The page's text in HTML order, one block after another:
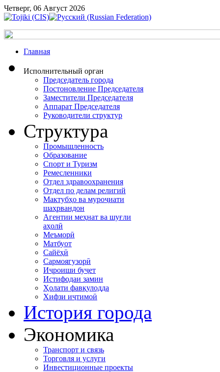
Четверг, 06 Август 2026
Главная
Исполнительный орган
Председатель города
Постоновление Председателя
Заместители Председателя
Аппарат Председателя
Руководители структур
Структура
Промышленность
Образование
Спорт и Туризм
Ремесленники
Отдел здравоохранения
Отдел по делам религий
Мактубҳо ва муроҷиати
шаҳрвандон
Агентии меҳнат ва шуғли
аҳолӣ
Меъморӣ
Матбуот
Сайёҳӣ
Сармоягузорӣ
Иҷроиши буҷет
Истифодаи замин
Ҳолати фавқулодда
Хифзи иҷтимоӣ
История города
Экономика
Транспорт и связь
Торговля и услуги
Инвестиционные проекты